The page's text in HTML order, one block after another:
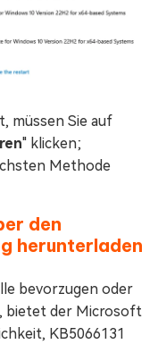
müssen Sie auf
" klicken;
Methode
den
herunterladen
bevorzugen oder
bietet der Microsoft
KB5066131